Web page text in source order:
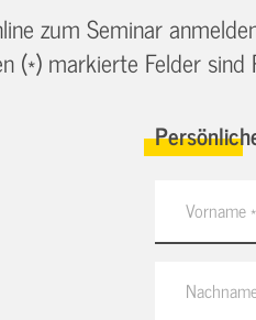
zum Seminar
(*) markierte Felder sind